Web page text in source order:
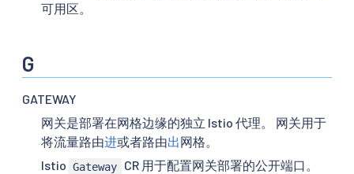
可用区。
G
GATEWAY
网关是部署在网格边缘的独立 Istio 代理。 网关用于
将流量路由进或者路由出网格。
Istio Gateway CR 用于配置网关部署的公开端口。